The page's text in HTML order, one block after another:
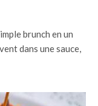
brunch en un
dans une sauce,